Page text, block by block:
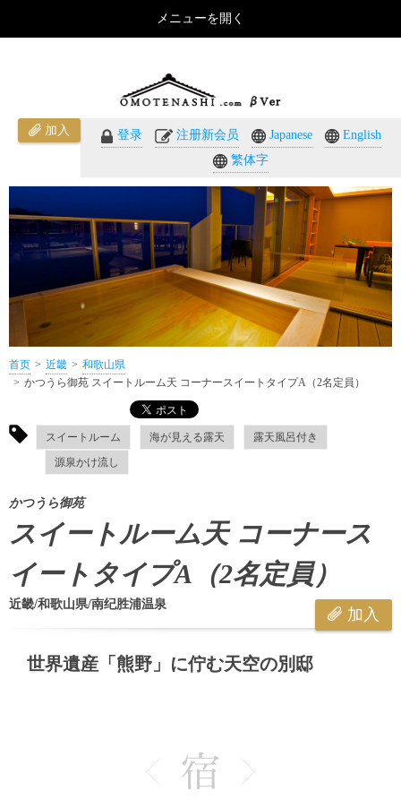
加入 登录 注册新会员 Japanese
English
繁体字
首页 近畿
和歌山県
かつうら御苑 スイートルーム天 コーナースイートタイプA（2名定員）
スイートルーム 海が見える露天
露天風呂付き
源泉かけ流し
かつうら御苑
スイートルーム天 コーナース
イートタイプA（2名定員）
加入
近畿/和歌山県/南纪胜浦温泉
世界遺産「熊野」に佇む天空の別邸
メニューを開く